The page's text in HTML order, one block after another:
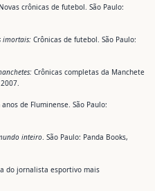
Novas crônicas de futebol. São Paulo:
imortais: Crônicas de futebol. São Paulo:
Crônicas completas da Manchete
anos de Fluminense. São Paulo:
inteiro. São Paulo: Panda Books,
do jornalista esportivo mais